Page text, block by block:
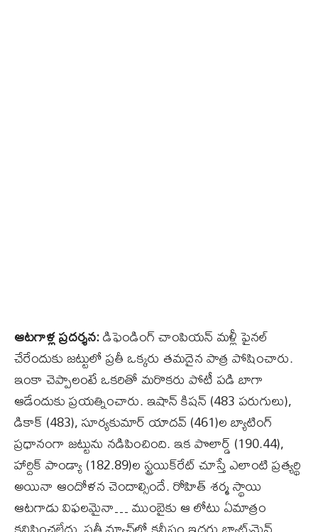
ఆటగాళ్ల ప్రదర్శన:డిఫెండింగ్‌ చాంపియన్‌ మళ్లీ ఫైనల్‌
చేరేందుకు జట్టులో ప్రతీ ఒక్కరు తమదైన పాత్ర పోషించారు.
ఇంకా చెప్పాలంటే ఒకరితో మరొకరు పోటీ పడి బాగా
ఆడేందుకు ప్రయత్నించారు. ఇషాన్‌ కిషన్‌ (483 పరుగులు),
డికాక్‌ (483), సూర్యకుమార్‌ యాదవ్‌ (461)ల బ్యాటింగ్‌
ప్రధానంగా జట్టును నడిపించింది. ఇక పొలార్డ్‌ (190.44),
హార్దిక్‌ పాండ్యా (182.89)ల స్ట్రయిక్‌రేట్‌ చూస్తే ఎలాంటి ప్రత్యర్థి
అయినా ఆందోళన చెందాల్సిందే. రోహిత్‌ శర్మ స్థాయి
ఆటగాడు విఫలమైనా… ముంబైకు ఆ లోటు ఏమాత్రం